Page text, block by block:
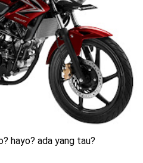
Tanpa Batas
resmi dirilis untuk skutik Blue
mobilitas tinggi
Baru Fazzio Hybrid yang lebih
Alpha 155 Turbo !
hayo? ada yang tau?